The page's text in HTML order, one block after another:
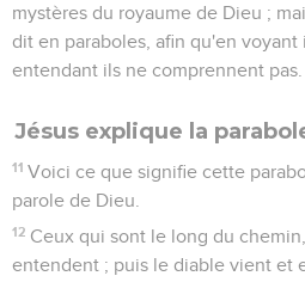
mystères du royaume de Dieu ;
dit en paraboles, afin qu'en
entendant ils ne comprennent pas.
Jésus explique la
11 Voici ce que signifie cette
parole de Dieu.
12 Ceux qui sont le long du
entendent ; puis le diable vient et